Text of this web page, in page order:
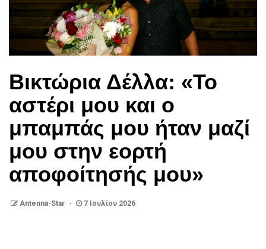
Βικτώρια Δέλλα: «Το
αστέρι μου και ο
μπαμπάς μου ήταν μαζί
μου στην εορτή
αποφοίτησής μου»
Antenna-Star 7 Ιουλίου 2026